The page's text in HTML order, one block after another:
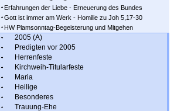
Erfahrungen der Liebe - Erneuerung des Bundes
Gott ist immer am Werk - Homilie zu Joh 5,17-30
HW Plamsonntag-Begeisterung und Mitgehen
2005 (A)
Predigten vor 2005
Herrenfeste
Kirchweih-Titularfeste
Maria
Heilige
Besonderes
Trauung-Ehe